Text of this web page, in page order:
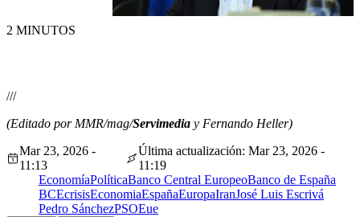
2 MINUTOS
///
(Editado por MMR/mag/Servimedia y Fernando Heller)
Mar 23, 2026 -
11:13
Última actualización: Mar 23, 2026 -
11:19
EconomíaPolíticaBanco Central EuropeoBanco de España
BCEcrisisEconomiaEspañaEuropaIranJosé Luis Escrivá
Pedro SánchezPSOEue